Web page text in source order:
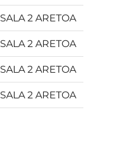
SALA 2 ARETOA
SALA 2 ARETOA
SALA 2 ARETOA
SALA 2 ARETOA